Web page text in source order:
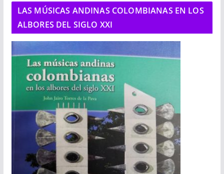
LAS MÚSICAS ANDINAS COLOMBIANAS EN LOS
ALBORES DEL SIGLO XXI